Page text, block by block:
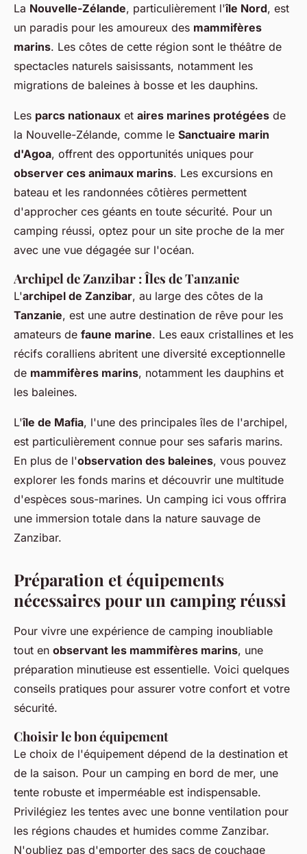
La Nouvelle-Zélande, particulièrement l'île Nord, est
un paradis pour les amoureux des mammifères
marins. Les côtes de cette région sont le théâtre de
spectacles naturels saisissants, notamment les
migrations de baleines à bosse et les dauphins.
Les parcs nationaux et aires marines protégées de
la Nouvelle-Zélande, comme le Sanctuaire marin
d'Agoa, offrent des opportunités uniques pour
observer ces animaux marins. Les excursions en
bateau et les randonnées côtières permettent
d'approcher ces géants en toute sécurité. Pour un
camping réussi, optez pour un site proche de la mer
avec une vue dégagée sur l'océan.
Archipel de Zanzibar : Îles de Tanzanie
L'archipel de Zanzibar, au large des côtes de la
Tanzanie, est une autre destination de rêve pour les
amateurs de faune marine. Les eaux cristallines et les
récifs coralliens abritent une diversité exceptionnelle
de mammifères marins, notamment les dauphins et
les baleines.
L'île de Mafia, l'une des principales îles de l'archipel,
est particulièrement connue pour ses safaris marins.
En plus de l'observation des baleines, vous pouvez
explorer les fonds marins et découvrir une multitude
d'espèces sous-marines. Un camping ici vous offrira
une immersion totale dans la nature sauvage de
Zanzibar.
Préparation et équipements
nécessaires pour un camping réussi
Pour vivre une expérience de camping inoubliable
tout en observant les mammifères marins, une
préparation minutieuse est essentielle. Voici quelques
conseils pratiques pour assurer votre confort et votre
sécurité.
Choisir le bon équipement
Le choix de l'équipement dépend de la destination et
de la saison. Pour un camping en bord de mer, une
tente robuste et imperméable est indispensable.
Privilégiez les tentes avec une bonne ventilation pour
les régions chaudes et humides comme Zanzibar.
N'oubliez pas d'emporter des sacs de couchage